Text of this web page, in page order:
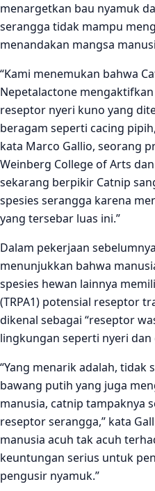
menargetkan bau nyamuk
serangga tidak mampu
menandakan mangsa
“Kami menemukan bahwa
Nepetalactone
reseptor nyeri kuno yang
beragam seperti cacing
kata Marco Gallio, seorang
Weinberg College of Arts
sekarang berpikir Catnip
spesies serangga karena
yang tersebar luas ini.”
Dalam pekerjaan
menunjukkan bahwa
spesies hewan lainnya
(TRPA1) potensial reseptor
dikenal sebagai “reseptor
lingkungan seperti nyeri dan
“Yang menarik adalah, tidak
bawang putih yang juga
manusia, catnip tampaknya
reseptor serangga,” kata
manusia acuh tak acuh
keuntungan serius untuk
pengusir nyamuk.”